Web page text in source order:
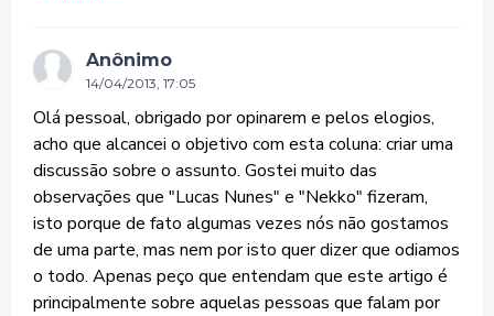
Anônimo
14/04/2013, 17:05
Olá pessoal, obrigado por opinarem e pelos elogios,
acho que alcancei o objetivo com esta coluna: criar uma
discussão sobre o assunto. Gostei muito das
observações que "Lucas Nunes" e "Nekko" fizeram,
isto porque de fato algumas vezes nós não gostamos
de uma parte, mas nem por isto quer dizer que odiamos
o todo. Apenas peço que entendam que este artigo é
principalmente sobre aquelas pessoas que falam por